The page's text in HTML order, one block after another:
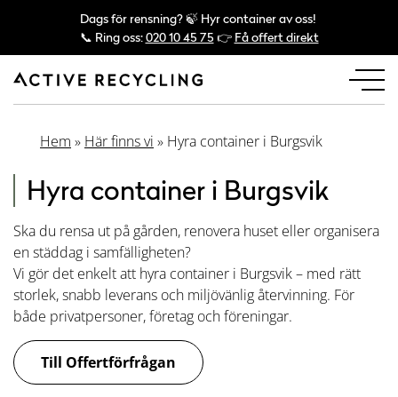
Dags för rensning? 🍃 Hyr container av oss!
📞 Ring oss:020 10 45 75 👉 Få offert direkt
Hem » Här finns vi » Hyra container i Burgsvik
Hyra container i Burgsvik
Ska du rensa ut på gården, renovera huset eller organisera
en städdag i samfälligheten?
Vi gör det enkelt att hyra container i Burgsvik – med rätt
storlek, snabb leverans och miljövänlig återvinning. För
både privatpersoner, företag och föreningar.
Till Offertförfrågan